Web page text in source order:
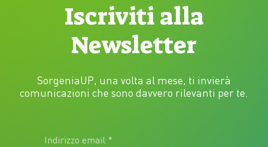
Iscriviti alla
Newsletter
SorgeniaUP, una volta al mese, ti invierà
comunicazioni che sono davvero rilevanti per te.